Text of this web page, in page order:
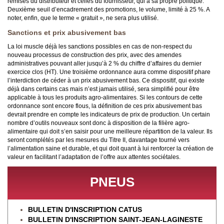
Deuxième seuil d’encadrement des promotions, le volume, limité à 25 %. A
noter, enfin, que le terme « gratuit », ne sera plus utilisé.
Sanctions et prix abusivement bas
La loi muscle déjà les sanctions possibles en cas de non-respect du
nouveau processus de construction des prix, avec des amendes
administratives pouvant aller jusqu’à 2 % du chiffre d’affaires du dernier
exercice clos (HT). Une troisième ordonnance aura comme dispositif phare
l’interdiction de céder à un prix abusivement bas. Ce dispositif, qui existe
déjà dans certains cas mais n’est jamais utilisé, sera simplifié pour être
applicable à tous les produits agro-alimentaires. Si les contours de cette
ordonnance sont encore flous, la définition de ces prix abusivement bas
devrait prendre en compte les indicateurs de prix de production. Un certain
nombre d’outils nouveaux sont donc à disposition de la filière agro-
alimentaire qui doit s’en saisir pour une meilleure répartition de la valeur. Ils
seront complétés par les mesures du Titre II, davantage tourné vers
l’alimentation saine et durable, et qui doit quant à lui renforcer la création de
valeur en facilitant l’adaptation de l’offre aux attentes sociétales.
PNEUS
BULLETIN D'INSCRIPTION CATUS
BULLETIN D'INSCRIPTION SAINT-JEAN-LAGINESTE